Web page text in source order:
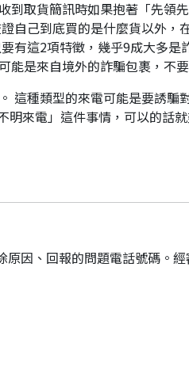
到取貨簡訊時如果抱著「先領
自己到底買的是什麼貨以外，
有這2項特徵，幾乎9成大多是
是來自境外的詐騙包裹，不
這種類型的來電可能是要誘騙
來電」這件事情，可以的話
原因、回報的問題電話號碼。